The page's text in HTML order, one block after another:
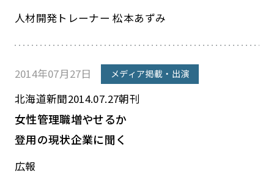
人材開発トレーナー 松本あずみ
2014年07月27日 メディア掲載・出演
北海道新聞2014.07.27朝刊
女性管理職増やせるか
登用の現状企業に聞く
広報